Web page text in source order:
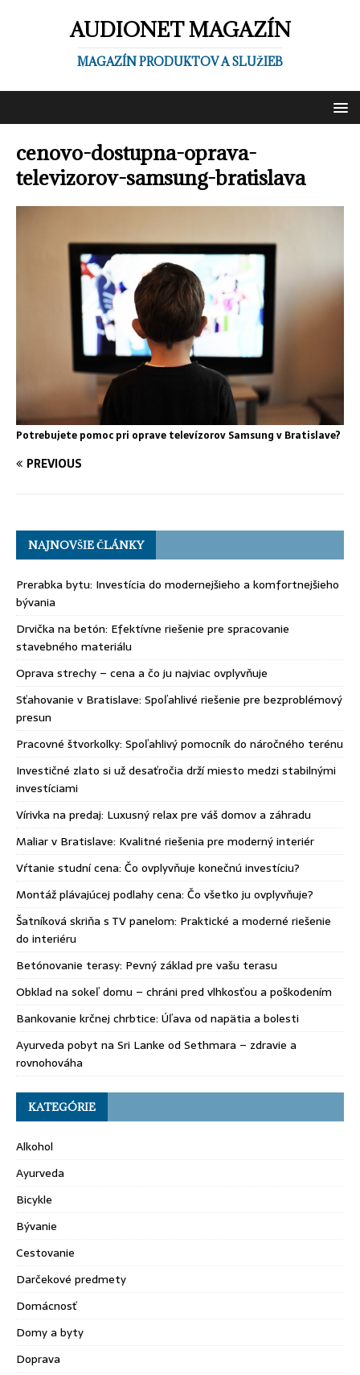
AUDIONET MAGAZÍN
MAGAZÍN PRODUKTOV A SLUŽIEB
cenovo-dostupna-oprava-
televizorov-samsung-bratislava
Potrebujete pomoc pri oprave televízorov Samsung v Bratislave?
PREVIOUS
NAJNOVŠIE ČLÁNKY
Prerabka bytu: Investícia do modernejšieho a komfortnejšieho
bývania
Drvička na betón: Efektívne riešenie pre spracovanie
stavebného materiálu
Oprava strechy – cena a čo ju najviac ovplyvňuje
Sťahovanie v Bratislave: Spoľahlivé riešenie pre bezproblémový
presun
Pracovné štvorkolky: Spoľahlivý pomocník do náročného terénu
Investičné zlato si už desaťročia drží miesto medzi stabilnými
investíciami
Vírivka na predaj: Luxusný relax pre váš domov a záhradu
Maliar v Bratislave: Kvalitné riešenia pre moderný interiér
Vŕtanie studní cena: Čo ovplyvňuje konečnú investíciu?
Montáž plávajúcej podlahy cena: Čo všetko ju ovplyvňuje?
Šatníková skriňa s TV panelom: Praktické a moderné riešenie
do interiéru
Betónovanie terasy: Pevný základ pre vašu terasu
Obklad na sokeľ domu – chráni pred vlhkosťou a poškodením
Bankovanie krčnej chrbtice: Úľava od napätia a bolesti
Ayurveda pobyt na Sri Lanke od Sethmara – zdravie a
rovnohováha
KATEGÓRIE
Alkohol
Ayurveda
Bicykle
Bývanie
Cestovanie
Darčekové predmety
Domácnosť
Domy a byty
Doprava